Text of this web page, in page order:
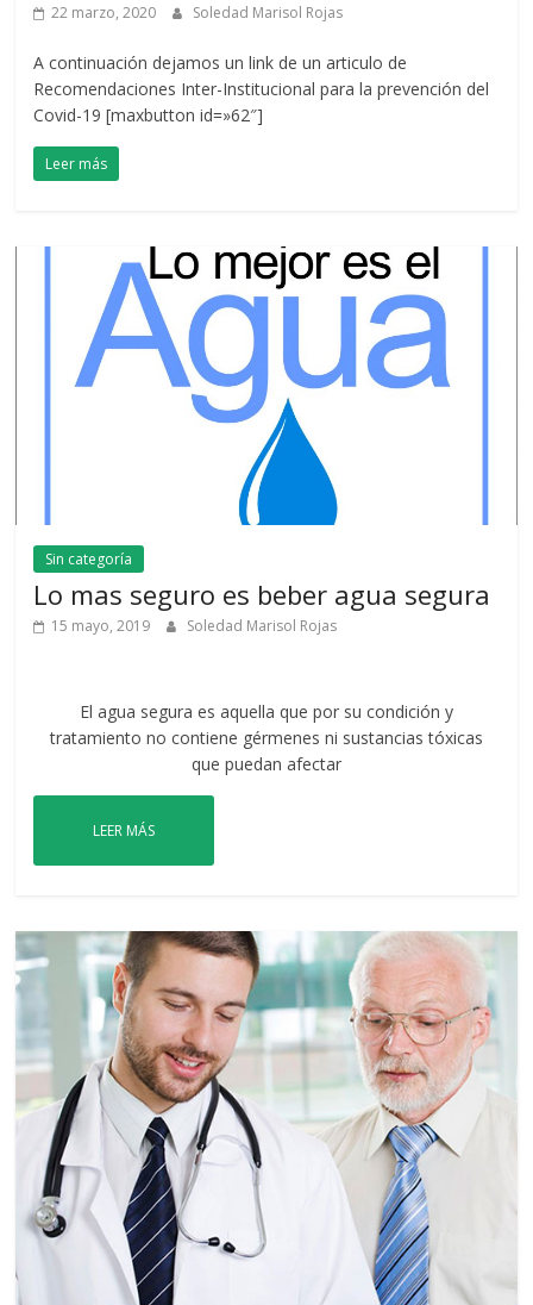
22 marzo, 2020 Soledad Marisol Rojas
A continuación dejamos un link de un articulo de
Recomendaciones Inter-Institucional para la prevención del
Covid-19 [maxbutton id=»62″]
Leer más
Sin categoría
Lo mas seguro es beber agua segura
15 mayo, 2019 Soledad Marisol Rojas
El agua segura es aquella que por su condición y
tratamiento no contiene gérmenes ni sustancias tóxicas
que puedan afectar
LEER MÁS